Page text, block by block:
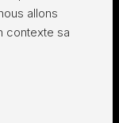
allons
contexte sa